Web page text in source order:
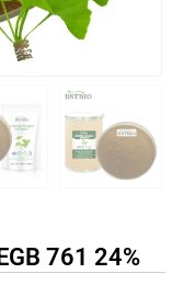
761 24%